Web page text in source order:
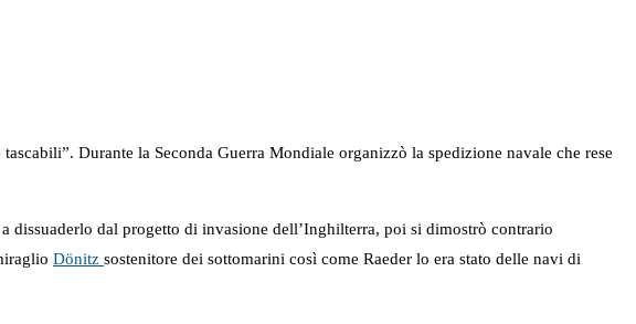
Durante la Seconda Guerra Mondiale organizzò la spedizione navale che rese
dissuaderlo dal progetto di invasione dell’Inghilterra, poi si dimostrò contrario
Dönitz sostenitore dei sottomarini così come Raeder lo era stato delle navi di